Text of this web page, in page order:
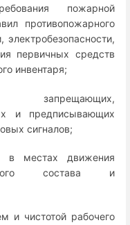
пожарной
противопожарного
первичных средств
инвентаря;
запрещающих,
и предписывающих
сигналов;
в местах движения
состава и
и чистотой рабочего